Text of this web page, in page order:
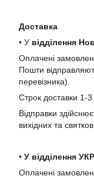
Доставка
• У відділення
Оплачені
Пошти
перевізника).
Строк доставки 1-3
Відправки
вихідних та
• У відділення
Оплачені